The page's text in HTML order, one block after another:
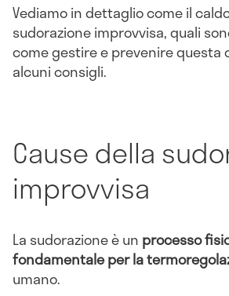
Vediamo in dettaglio come il
sudorazione improvvisa, quali
come gestire e prevenire questa
alcuni consigli.
Cause della
improvvisa
La sudorazione è un processo
fondamentale per la
umano.